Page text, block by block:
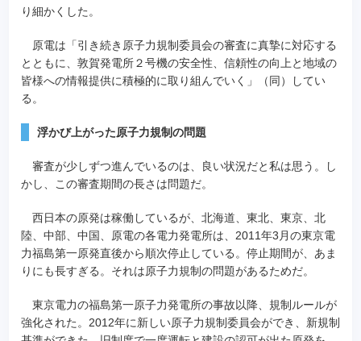
り細かくした。
原電は「引き続き原子力規制委員会の審査に真摯に対応する
とともに、敦賀発電所２号機の安全性、信頼性の向上と地域の
皆様への情報提供に積極的に取り組んでいく」（同）してい
る。
浮かび上がった原子力規制の問題
審査が少しずつ進んでいるのは、良い状況だと私は思う。し
かし、この審査期間の長さは問題だ。
西日本の原発は稼働しているが、北海道、東北、東京、北
陸、中部、中国、原電の各電力発電所は、2011年3月の東京電
力福島第一原発直後から順次停止している。停止期間が、あま
りにも長すぎる。それは原子力規制の問題があるためだ。
東京電力の福島第一原子力発電所の事故以降、規制ルールが
強化された。2012年に新しい原子力規制委員会ができ、新規制